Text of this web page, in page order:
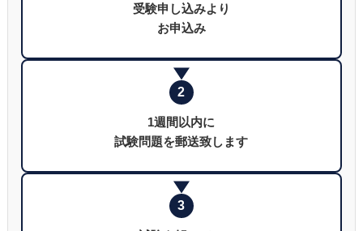
受験申し込みより
お申込み
2
1週間以内に
試験問題を郵送致します
3